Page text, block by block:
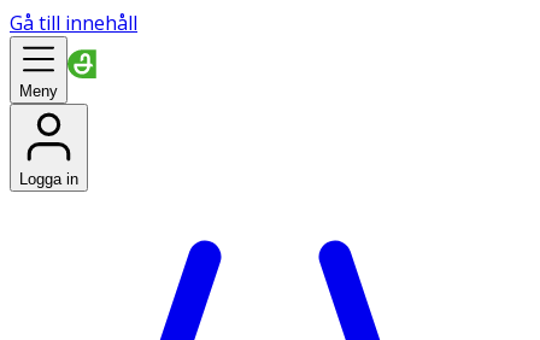
Gå till innehåll
Meny
Logga in